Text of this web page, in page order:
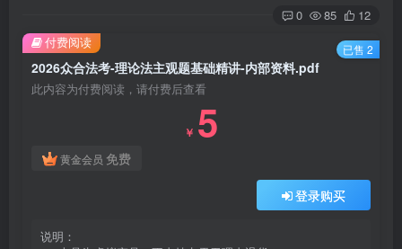
0 85 12
2026众合法考-理论法主观题基础精讲-内部资料.pdf
此内容为付费阅读，请付费后查看
￥ 5
黄金会员 免费
登录购买
说明：
付费阅读 已售 2